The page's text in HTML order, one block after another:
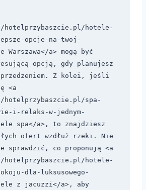
hotele-
opcje-na-twoj-
Warszawa</a> mogą być
opcją, gdy planujesz
Z kolei, jeśli
<a
spa-
i-relaks-w-jednym-
spa</a>, to znajdziesz
ofert wzdłuż rzeki. Nie
sprawdzić, co proponują <a
hotele-
dla-luksusowego-
z jacuzzi</a>, aby